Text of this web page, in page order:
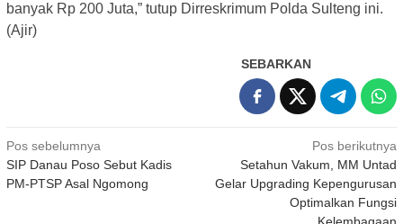
banyak Rp 200 Juta,” tutup Dirreskrimum Polda Sulteng ini.
(Ajir)
SEBARKAN
Navigasi
pos
Pos sebelumnya
SIP Danau Poso Sebut Kadis
PM-PTSP Asal Ngomong
Pos berikutnya
Setahun Vakum, MM Untad
Gelar Upgrading Kepengurusan
Optimalkan Fungsi